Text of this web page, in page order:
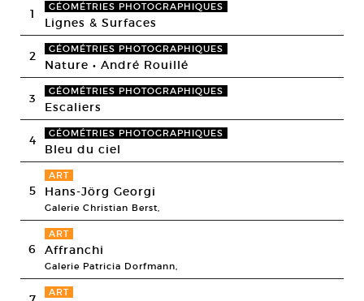
1 GÉOMÉTRIES PHOTOGRAPHIQUES
Lignes & Surfaces
2 GÉOMÉTRIES PHOTOGRAPHIQUES
Nature • André Rouillé
3 GÉOMÉTRIES PHOTOGRAPHIQUES
Escaliers
4 GÉOMÉTRIES PHOTOGRAPHIQUES
Bleu du ciel
5
ART
Hans-Jörg Georgi
Galerie Christian Berst,
6
ART
Affranchi
Galerie Patricia Dorfmann,
ART